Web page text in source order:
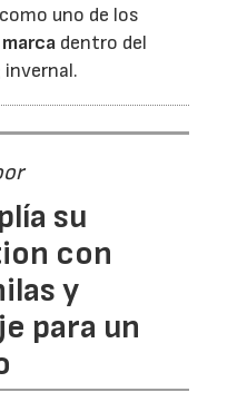
uno de los
dentro del
su
con
y
para un